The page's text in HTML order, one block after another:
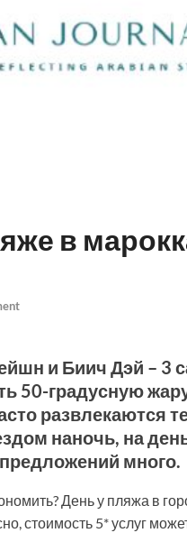
в
и Биич Дэй –
50-градусную
развлекаются
наночь, на
много.
День у пляжа в
стоимость 5* услуг